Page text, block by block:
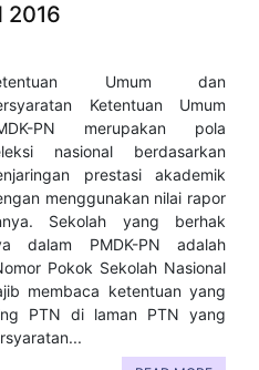
2016
Umum dan
Ketentuan Umum
PN merupakan pola
nasional berdasarkan
prestasi akademik
menggunakan nilai rapor
Sekolah yang berhak
dalam PMDK-PN adalah
Pokok Sekolah Nasional
membaca ketentuan yang
PTN di laman PTN yang